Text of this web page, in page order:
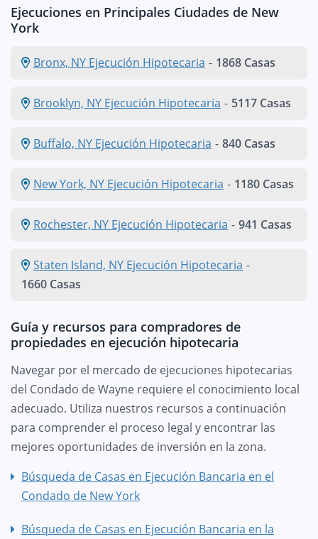
Ejecuciones en Principales Ciudades de New
York
Bronx, NY Ejecución Hipotecaria - 1868 Casas
Brooklyn, NY Ejecución Hipotecaria - 5117 Casas
Buffalo, NY Ejecución Hipotecaria - 840 Casas
New York, NY Ejecución Hipotecaria - 1180 Casas
Rochester, NY Ejecución Hipotecaria - 941 Casas
Staten Island, NY Ejecución Hipotecaria -
1660 Casas
Guía y recursos para compradores de
propiedades en ejecución hipotecaria
Navegar por el mercado de ejecuciones hipotecarias
del Condado de Wayne requiere el conocimiento local
adecuado. Utiliza nuestros recursos a continuación
para comprender el proceso legal y encontrar las
mejores oportunidades de inversión en la zona.
Búsqueda de Casas en Ejecución Bancaria en el
Condado de New York
Búsqueda de Casas en Ejecución Bancaria en la